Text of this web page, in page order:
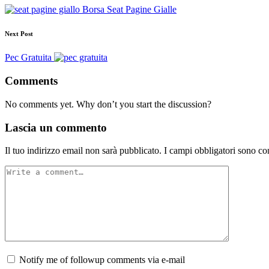
Borsa Seat Pagine Gialle
Next Post
Pec Gratuita
Comments
No comments yet. Why don’t you start the discussion?
Lascia un commento
Il tuo indirizzo email non sarà pubblicato. I campi obbligatori sono
Notify me of followup comments via e-mail